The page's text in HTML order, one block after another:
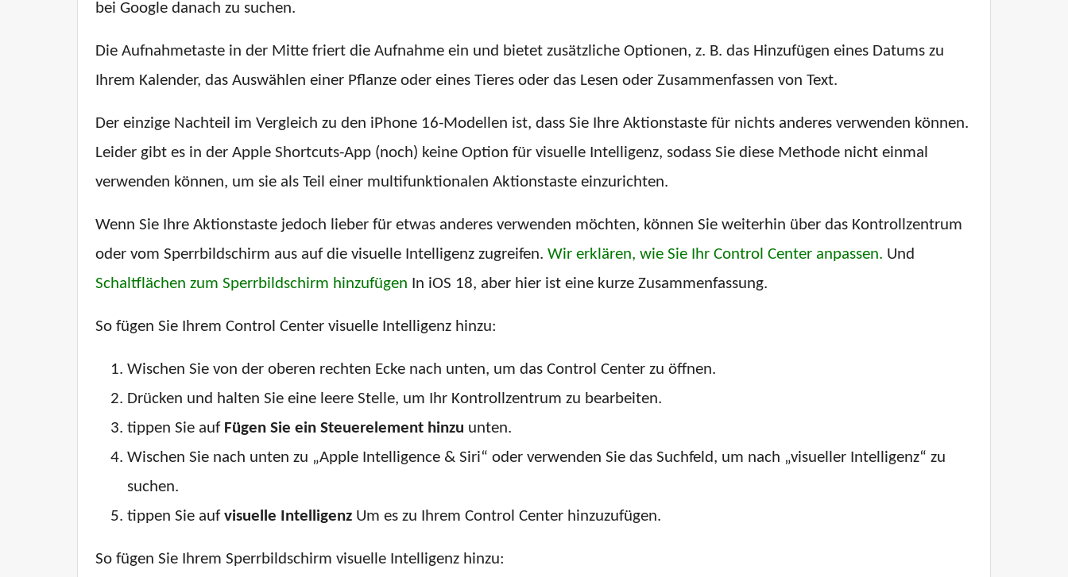
bei Google danach zu suchen.
Die Aufnahmetaste in der Mitte friert die Aufnahme ein und bietet zusätzliche Optionen, z. B. das Hinzufügen eines Datums zu
Ihrem Kalender, das Auswählen einer Pflanze oder eines Tieres oder das Lesen oder Zusammenfassen von Text.
Der einzige Nachteil im Vergleich zu den iPhone 16-Modellen ist, dass Sie Ihre Aktionstaste für nichts anderes verwenden können.
Leider gibt es in der Apple Shortcuts-App (noch) keine Option für visuelle Intelligenz, sodass Sie diese Methode nicht einmal
verwenden können, um sie als Teil einer multifunktionalen Aktionstaste einzurichten.
Wenn Sie Ihre Aktionstaste jedoch lieber für etwas anderes verwenden möchten, können Sie weiterhin über das Kontrollzentrum
oder vom Sperrbildschirm aus auf die visuelle Intelligenz zugreifen. Wir erklären, wie Sie Ihr Control Center anpassen. Und
Schaltflächen zum Sperrbildschirm hinzufügen In iOS 18, aber hier ist eine kurze Zusammenfassung.
So fügen Sie Ihrem Control Center visuelle Intelligenz hinzu:
Wischen Sie von der oberen rechten Ecke nach unten, um das Control Center zu öffnen.
Drücken und halten Sie eine leere Stelle, um Ihr Kontrollzentrum zu bearbeiten.
tippen Sie auf Fügen Sie ein Steuerelement hinzu unten.
Wischen Sie nach unten zu „Apple Intelligence & Siri“ oder verwenden Sie das Suchfeld, um nach „visueller Intelligenz“ zu
suchen.
tippen Sie aufvisuelle Intelligenz Um es zu Ihrem Control Center hinzuzufügen.
So fügen Sie Ihrem Sperrbildschirm visuelle Intelligenz hinzu: